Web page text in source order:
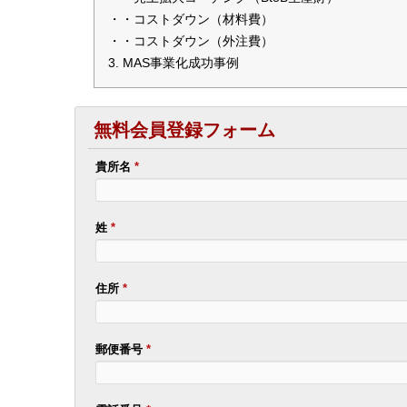
・・コストダウン（材料費）
・・コストダウン（外注費）
MAS事業化成功事例
無料会員登録フォーム
貴所名 *
姓 *
住所 *
郵便番号 *